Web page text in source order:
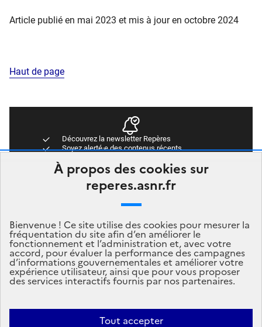
À propos des cookies sur
reperes.asnr.fr
Bienvenue ! Ce site utilise des cookies pour mesurer la
fréquentation du site afin d’en améliorer le
fonctionnement et l’administration et, avec votre
accord, pour évaluer la performance des campagnes
d’informations gouvernementales et améliorer votre
expérience utilisateur, ainsi que pour vous proposer
des services interactifs fournis par nos partenaires.
Tout accepter
Article publié en mai 2023 et mis à jour en octobre 2024
Haut de page
Découvrez la newsletter Repères
Soyez alerté·e des contenus récents
Newsletter Repères
Abonnez-vous